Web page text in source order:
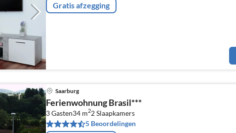
Gratis afzegging
Saarburg
Ferienwohnung Brasil***
3 Gasten34 m22Slaapkamers
5 Beoordelingen